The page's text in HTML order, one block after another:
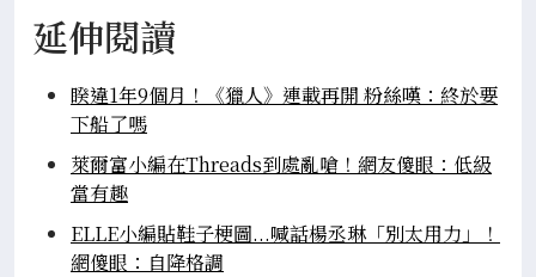
延伸閱讀
睽違1年9個月！《獵人》連載再開 粉絲嘆：終於要
下船了嗎
萊爾富小編在Threads到處亂嗆！網友傻眼：低級
當有趣
ELLE小編貼鞋子梗圖...喊話楊丞琳「別太用力」！
網傻眼：自降格調